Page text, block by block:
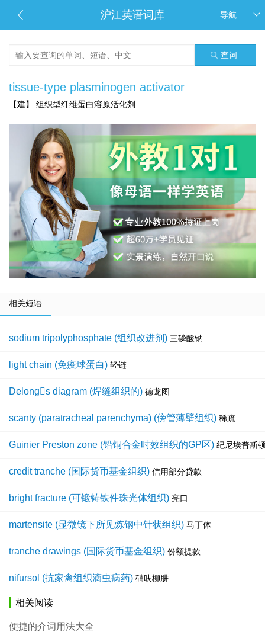
沪江英语词库 导航
查词
tissue-type plasminogen activator
【建】 组织型纤维蛋白溶原活化剂
相关短语
sodium tripolyphosphate (组织改进剂) 三磷酸钠
light chain (免疫球蛋白) 轻链
Delongs diagram (焊缝组织的) 德龙图
scanty (paratracheal parenchyma) (傍管薄壁组织) 稀疏
Guinier Preston zone (铅铜合金时效组织的GP区) 纪尼埃普斯
credit tranche (国际货币基金组织) 信用部分贷款
bright fracture (可锻铸铁件珠光体组织) 亮口
martensite (显微镜下所见炼钢中针状组织) 马丁体
tranche drawings (国际货币基金组织) 份额提款
nifursol (抗家禽组织滴虫病药) 硝呋柳肼
相关阅读
便捷的介词用法大全